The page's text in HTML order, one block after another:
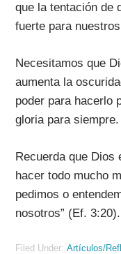
que la tentación de
fuerte para
Necesitamos que
aumenta la
poder para hacerlo
gloria para siempre.
Recuerda que Dios
hacer todo mucho
pedimos o
nosotros” (Ef. 3:20).
Filed Under:Artículos/